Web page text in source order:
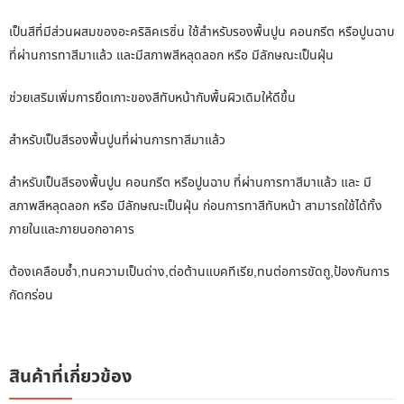
เป็นสีที่มีส่วนผสมของอะคริลิคเรซิ่น ใช้สําหรับรองพื้นปูน คอนกรีต หรือปูนฉาบ
ที่ผ่านการทาสีมาแล้ว และมีสภาพสีหลุดลอก หรือ มีลักษณะเป็นฝุ่น
ช่วยเสริมเพิ่มการยึดเกาะของสีทับหน้ากับพื้นผิวเดิมให้ดีขึ้น
สําหรับเป็นสีรองพื้นปูนที่ผ่านการทาสีมาแล้ว
สําหรับเป็นสีรองพื้นปูน คอนกรีต หรือปูนฉาบ ที่ผ่านการทาสีมาแล้ว และ มี
สภาพสีหลุดลอก หรือ มีลักษณะเป็นฝุ่น ก่อนการทาสีทับหน้า สามารถใช้ได้ทั้ง
ภายในและภายนอกอาคาร
ต้องเคลือบซ้ำ,ทนความเป็นด่าง,ต่อต้านแบคทีเรีย,ทนต่อการขัดถู,ป้องกันการ
กัดกร่อน
สินค้าที่เกี่ยวข้อง